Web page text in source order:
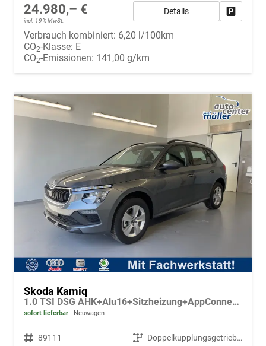
24.980,– €
incl. 19% MwSt.
Details
Verbrauch kombiniert: 6,20 l/100km
CO2-Klasse: E
CO2-Emissionen: 141,00 g/km
Skoda Kamiq
1.0 TSI DSG AHK+Alu16+Sitzheizung+AppConnect+GV5+LED+Nebel+Klima
sofort lieferbar Neuwagen
Fahrzeugnr. 89111 Getriebe
Doppelkupplungsgetriebe (DSG)